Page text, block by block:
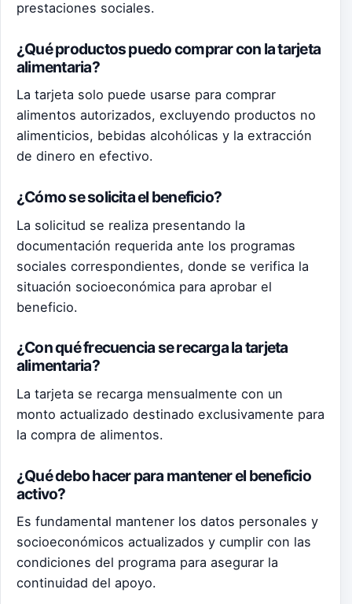
prestaciones sociales.
¿Qué productos puedo comprar con la tarjeta
alimentaria?
La tarjeta solo puede usarse para comprar
alimentos autorizados, excluyendo productos no
alimenticios, bebidas alcohólicas y la extracción
de dinero en efectivo.
¿Cómo se solicita el beneficio?
La solicitud se realiza presentando la
documentación requerida ante los programas
sociales correspondientes, donde se verifica la
situación socioeconómica para aprobar el
beneficio.
¿Con qué frecuencia se recarga la tarjeta
alimentaria?
La tarjeta se recarga mensualmente con un
monto actualizado destinado exclusivamente para
la compra de alimentos.
¿Qué debo hacer para mantener el beneficio
activo?
Es fundamental mantener los datos personales y
socioeconómicos actualizados y cumplir con las
condiciones del programa para asegurar la
continuidad del apoyo.